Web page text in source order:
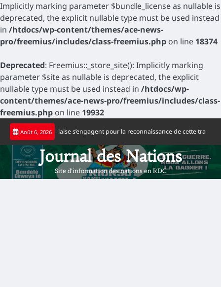
Implicitly marking parameter $bundle_license as nullable is
deprecated, the explicit nullable type must be used instead
in /htdocs/wp-content/themes/ace-news-
pro/freemius/includes/class-freemius.php on line 18374
Deprecated: Freemius::_store_site(): Implicitly marking
parameter $site as nullable is deprecated, the explicit
nullable type must be used instead in /htdocs/wp-
content/themes/ace-news-pro/freemius/includes/class-
freemius.php on line 19932
Skip
content
Août 6, 2026
congolaise s’engagent pour la reconnaissance de cette tragédie
Journal des Nations
Site d'information des nations en RDC